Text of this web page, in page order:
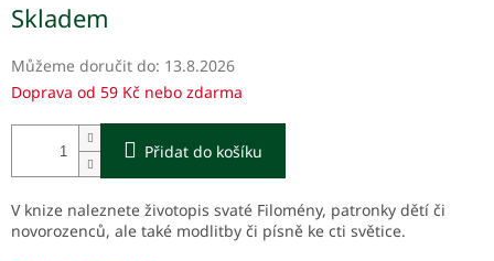
cena:
Skladem
Můžeme doručit do: 13.8.2026
Doprava od 59 Kč nebo zdarma
Přidat do košíku
V knize naleznete životopis svaté Filomény, patronky dětí či
novorozenců, ale také modlitby či písně ke cti světice.